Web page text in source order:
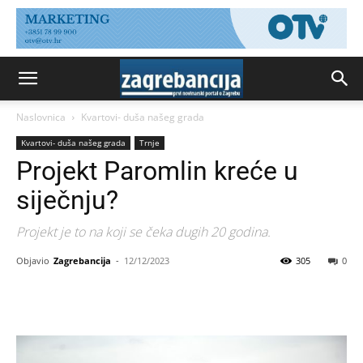
Naslovnica Kvartovi- duša našeg grada
Kvartovi- duša našeg grada Trnje
Projekt Paromlin kreće u
siječnju?
Projekt je to na koji se čeka dugih 20 godina.
Objavio Zagrebancija - 12/12/2023 0
305